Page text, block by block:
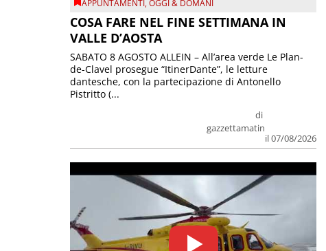
APPUNTAMENTI,OGGI & DOMANI
COSA FARE NEL FINE SETTIMANA IN
VALLE D’AOSTA
di
gazzettamatin
il 07/08/2026
SABATO 8 AGOSTO ALLEIN – All’area verde Le Plan-
de-Clavel prosegue “ItinerDante”, le letture
dantesche, con la partecipazione di Antonello
Pistritto (...